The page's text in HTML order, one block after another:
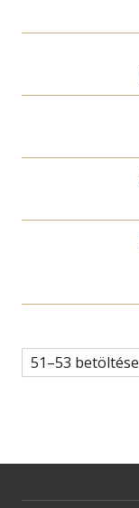
51–53 betöltése